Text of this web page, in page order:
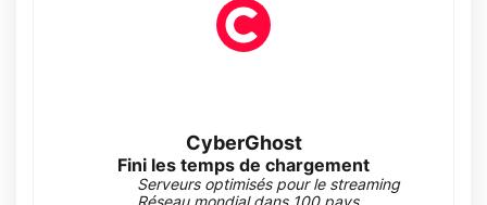
CyberGhost
Fini les temps de chargement
Serveurs optimisés pour le streaming